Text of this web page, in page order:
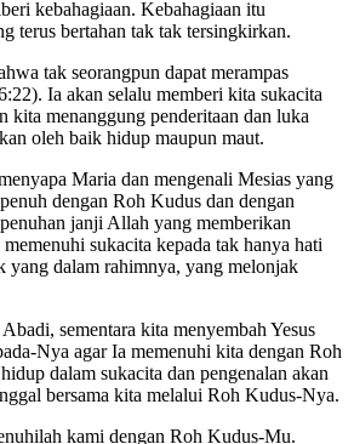
kebahagiaan. Kebahagiaan itu
terus bertahan tak tak tersingkirkan.
tak seorangpun dapat merampas
Ia akan selalu memberi kita sukacita
kita menanggung penderitaan dan luka
oleh baik hidup maupun maut.
Maria dan mengenali Mesias yang
dengan Roh Kudus dan dengan
janji Allah yang memberikan
sukacita kepada tak hanya hati
yang dalam rahimnya, yang melonjak
sementara kita menyembah Yesus
Nya agar Ia memenuhi kita dengan Roh
dalam sukacita dan pengenalan akan
bersama kita melalui Roh Kudus-Nya.
kami dengan Roh Kudus-Mu.